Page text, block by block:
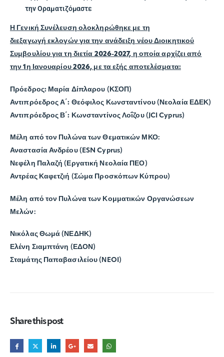
την Οραματιζόμαστε
Η Γενική Συνέλευση ολοκληρώθηκε με τη
διεξαγωγή εκλογών για την ανάδειξη νέου Διοικητικού
Συμβουλίου για τη διετία 2026-2027, η οποία αρχίζει από
την 1η Ιανουαρίου 2026, με τα εξής αποτελέσματα:
Πρόεδρος:Μαρία Δίπλαρου (ΚΣΟΠ)
Αντιπρόεδρος Α΄: Θεόφιλος Κωνσταντίνου (Νεολαία ΕΔΕΚ)
Αντιπρόεδρος Β΄: Κωνσταντίνος Λοΐζου (JCI Cyprus)
Μέλη από τον Πυλώνα των Θεματικών ΜΚΟ:
Αναστασία Ανδρέου (ESN Cyprus)
Νεφέλη Παλαζή (Εργατική Νεολαία ΠΕΟ)
Αντρέας Καφετζιή (Σώμα Προσκόπων Κύπρου)
Μέλη από τον Πυλώνα των Κομματικών Οργανώσεων
Μελών:
Νικόλας Θωμά (ΝΕΔΗΚ)
Ελένη Σιαμπτάνη (ΕΔΟΝ)
Σταμάτης Παπαβασιλείου (ΝEOI)
Share this post